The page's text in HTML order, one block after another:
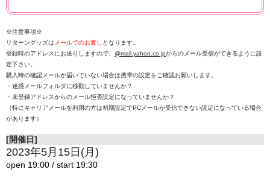
※注意事項※
リターングッズは メールでのお渡し となります。
登録時のアドレスにお送りしますので、 @mail.yahoo.co.jpからのメール受信ができるように設
定下さい。
購入時の確認メールが届いていない場合は携帯の設定をご確認お願いします。
・迷惑メールフォルダに移動していませんか？
・未登録アドレスからのメール拒否設定になっていませんか？
（特にキャリアメールを利用の方は初期設定でPCメールが受信できない設定になっている場合
があります）
[開催日]
2023年5月15日(月)
open 19:00 / start 19:30